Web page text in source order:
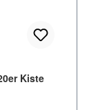
Kiste